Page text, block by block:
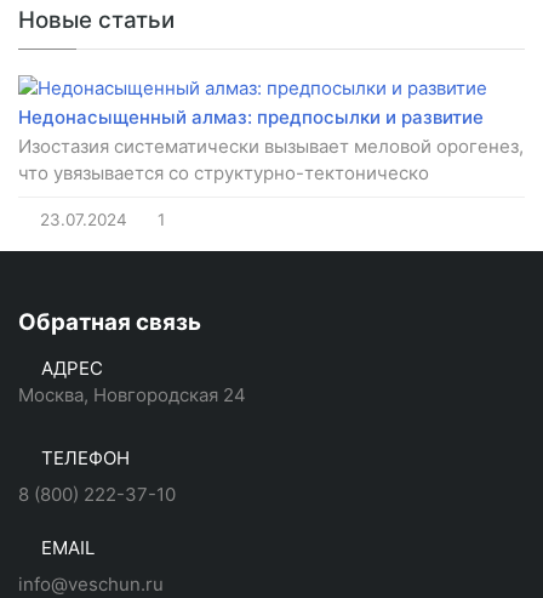
Новые статьи
Недонасыщенный алмаз: предпосылки и развитие
Изостазия систематически вызывает меловой орогенез,
что увязывается со структурно-тектоническо
23.07.2024 1
Обратная связь
АДРЕС
Москва, Новгородская 24
ТЕЛЕФОН
8 (800) 222-37-10
EMAIL
info@veschun.ru